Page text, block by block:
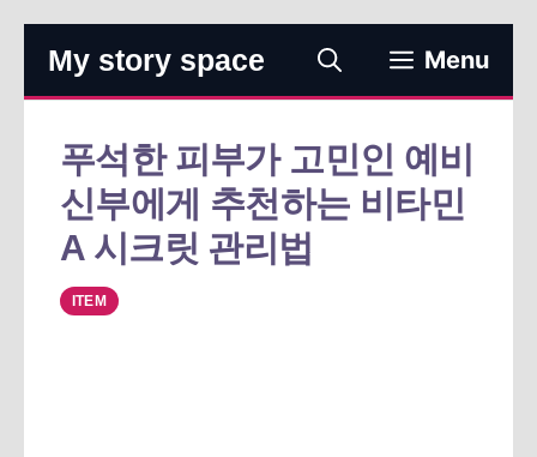
츠
My story space Menu
푸석한 피부가 고민인 예비
신부에게 추천하는 비타민
A 시크릿 관리법
ITEM